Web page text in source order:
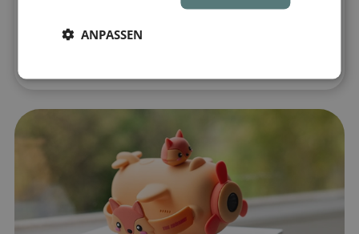
nimmt sie gestochen
scharfe Fotos auf und erstellt spannende
ANPASSEN